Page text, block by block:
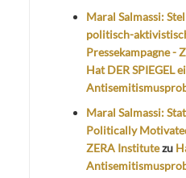
Maral Salmassi:
politisch-
Pressekampagne -
Hat DER SPIEGEL
Maral Salmassi:
Politically
ZERA Institutezu